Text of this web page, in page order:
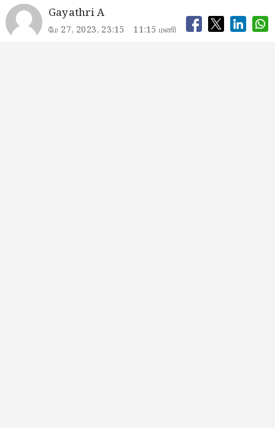
Gayathri A
மே 27, 2023, 23:15 11:15 மணி